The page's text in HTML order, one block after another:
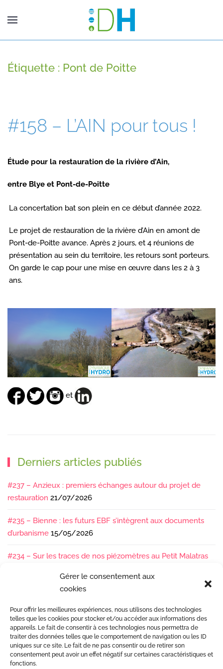
Gérer le consentement aux
cookies
Pour offrir les meilleures expériences, nous utilisons des technologies
telles que les cookies pour stocker et/ou accéder aux informations des
appareils. Le fait de consentir à ces technologies nous permettra de
traiter des données telles que le comportement de navigation ou les ID
uniques sur ce site. Le fait de ne pas consentir ou de retirer son
consentement peut avoir un effet négatif sur certaines caractéristiques et
fonctions.
Étiquette : Pont de Poitte
#158 – L’AIN pour tous !
Étude pour la restauration de la rivière d’Ain,
entre Blye et Pont-de-Poitte
La concertation bat son plein en ce début d’année 2022.
Le projet de restauration de la rivière d’Ain en amont de
Pont-de-Poitte avance. Après 2 jours, et 4 réunions de
présentation au sein du territoire, les retours sont porteurs.
On garde le cap pour une mise en œuvre dans les 2 à 3
ans.
et
Derniers articles publiés
#237 – Anzieux : premiers échanges autour du projet de
restauration 21/07/2026
#235 – Bienne : les futurs EBF s’intègrent aux documents
d’urbanisme 15/05/2026
#234 – Sur les traces de nos piézomètres au Petit Malatras
#233 – Les sédiments, ça se suit en équipe !
#232 – Sur le terrain avec l’Isère : ça bouge sous nos pieds !
07/04/2026